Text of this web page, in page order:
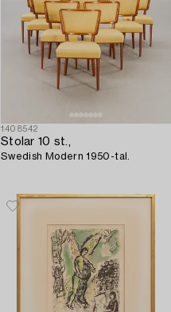
1408542
Stolar 10 st.,
Swedish Modern 1950-tal.